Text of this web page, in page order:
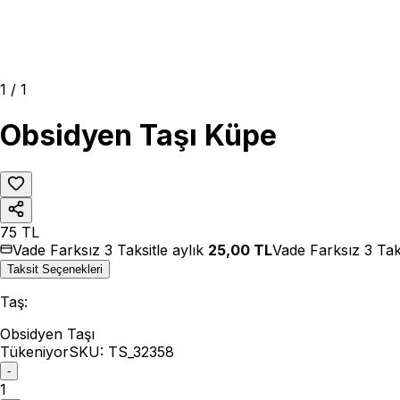
1 / 1
Obsidyen Taşı Küpe
75 TL
Vade Farksız 3 Taksitle aylık 25,00 TLVade Farksız 3
Taksit Seçenekleri
Taş:
Obsidyen Taşı
TükeniyorSKU: TS_32358
-
1